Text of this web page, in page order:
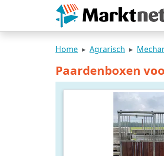
Home Agrarisch
Paardenboxen